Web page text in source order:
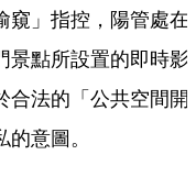
窺」指控，陽管處在
景點所設置的即時影
合法的「公共空間開
意圖。